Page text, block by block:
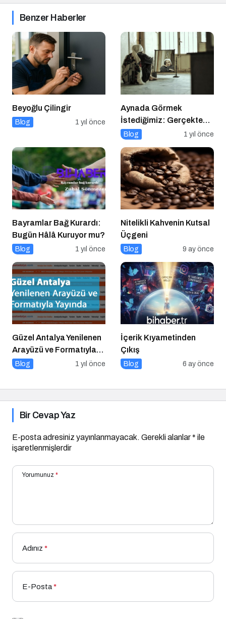
Benzer Haberler
Beyoğlu Çilingir
Blog 1 yıl önce
Aynada Görmek
İstediğimiz: Gerçekten
Kimiz?
Blog 1 yıl önce
Bayramlar Bağ Kurardı:
Bugün Hâlâ Kuruyor mu?
Blog 1 yıl önce
Nitelikli Kahvenin Kutsal
Üçgeni
Blog 9 ay önce
Güzel Antalya Yenilenen
Arayüzü ve Formatıyla
Yayında
Blog 1 yıl önce
İçerik Kıyametinden
Çıkış
Blog 6 ay önce
Bir Cevap Yaz
E-posta adresiniz yayınlanmayacak. Gerekli alanlar* ile
işaretlenmişlerdir
Yorumunuz *
Adınız *
E-Posta*